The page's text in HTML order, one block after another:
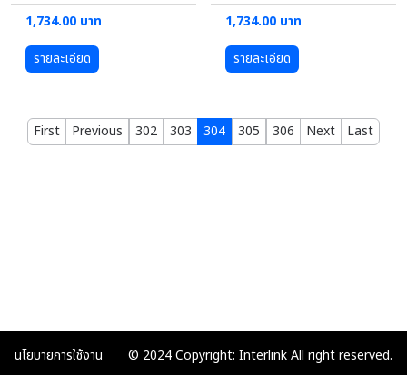
1,734.00 บาท
รายละเอียด
1,734.00 บาท
รายละเอียด
First Previous 302 303 304 305 306 Next Last
นโยบายการใช้งาน © 2024 Copyright: Interlink All right reserved.